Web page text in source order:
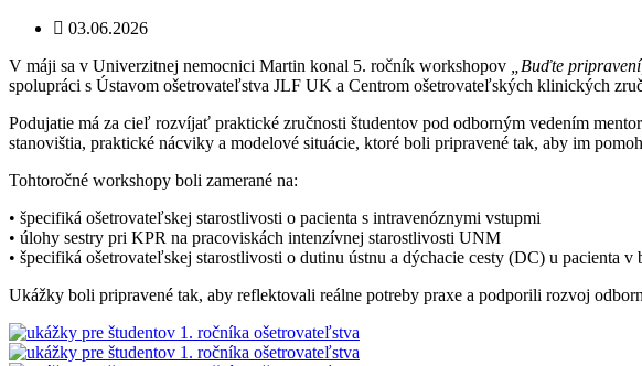
03.06.2026
V máji sa v Univerzitnej nemocnici Martin konal 5. ročník workshopov
„Buďte
spolupráci s Ústavom ošetrovateľstva JLF UK a Centrom ošetrovateľských klinických
Podujatie má za cieľ rozvíjať praktické zručnosti študentov pod odborným vedením
stanovištia, praktické nácviky a modelové situácie, ktoré boli pripravené tak, aby im
Tohtoročné workshopy boli zamerané na:
• špecifiká ošetrovateľskej starostlivosti o pacienta s intravenóznymi vstupmi
• úlohy sestry pri KPR na pracoviskách intenzívnej starostlivosti UNM
• špecifiká ošetrovateľskej starostlivosti o dutinu ústnu a dýchacie cesty (DC) u pacienta
Ukážky boli pripravené tak, aby reflektovali reálne potreby praxe a podporili rozvoj